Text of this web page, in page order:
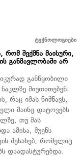
ტექნოლოგიები
რომ შექმნა მაისური,
განმავლობაში არ
განწყობილი
მიუთითებენ:
რაც იმას ნიშნავს,
მაინც დატოვებს
თუ მას
ამისა, მუენს
შესახებ, რომელიც
დაადასტურებდა.